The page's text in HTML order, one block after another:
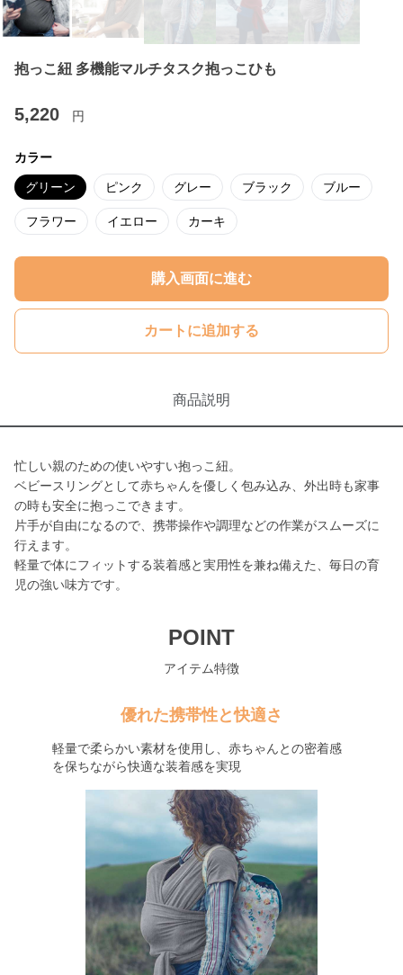
抱っこ紐 多機能マルチタスク抱っこひも
5,220 円
カラー
グリーン ピンク グレー ブラック ブルー
フラワー イエロー カーキ
購入画面に進む
カートに追加する
商品説明
忙しい親のための使いやすい抱っこ紐。
ベビースリングとして赤ちゃんを優しく包み込み、外出時も家事
の時も安全に抱っこできます。
片手が自由になるので、携帯操作や調理などの作業がスムーズに
行えます。
軽量で体にフィットする装着感と実用性を兼ね備えた、毎日の育
児の強い味方です。
POINT
アイテム特徴
優れた携帯性と快適さ
軽量で柔らかい素材を使用し、赤ちゃんとの密着感
を保ちながら快適な装着感を実現